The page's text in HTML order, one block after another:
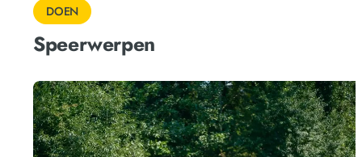
DOEN
Speerwerpen